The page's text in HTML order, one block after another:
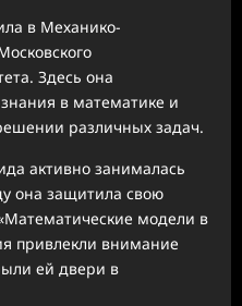
в Механико-
Здесь она
в математике и
различных задач.
активно занималась
она защитила свою
модели в
привлекли внимание
ей двери в